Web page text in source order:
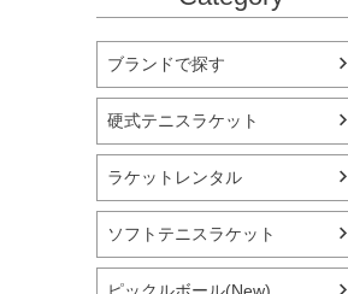
ブランドで探す
硬式テニスラケット
ラケットレンタル
ソフトテニスラケット
ピックルボール(New)